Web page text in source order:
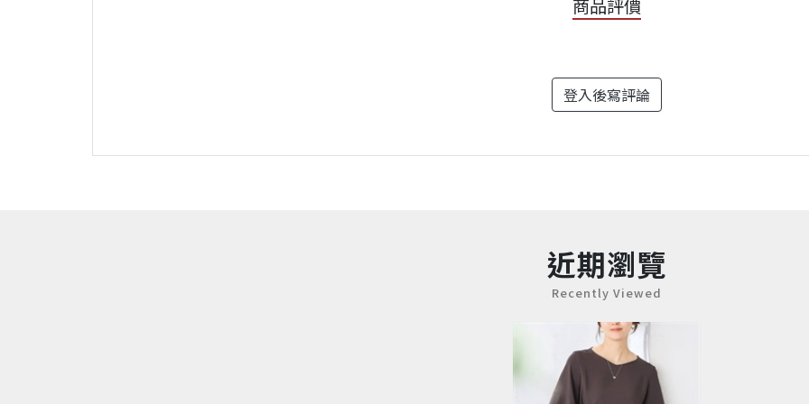
商品評價
登入後寫評論
近期瀏覽
Recently Viewed